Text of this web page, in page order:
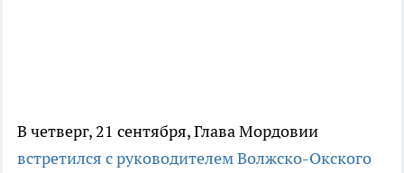
В четверг, 21 сентября, Глава Мордовии
встретился с руководителем Волжско-Окского